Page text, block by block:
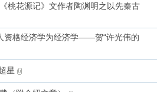
桃花源记》文作者陶渊明之以先秦古
资格经济学为经济学——贺“许光伟的
星